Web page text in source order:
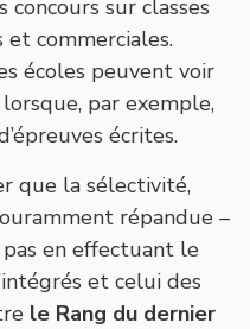
concours sur classes
et commerciales.
écoles peuvent voir
par exemple,
écrites.
que la sélectivité,
répandue –
pas en effectuant le
et celui des
le Rang du dernier